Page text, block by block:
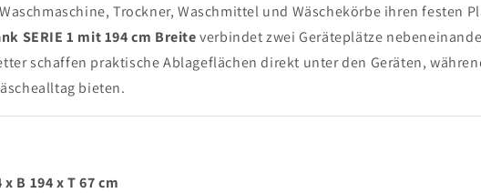
Trockner, Waschmittel und Wäschekörbe ihren festen
SERIE 1 mit 194 cm Breiteverbindet zwei Geräteplätze
schaffen praktische Ablageflächen direkt unter den Geräten,
bieten.
x B 194 x T 67 cm